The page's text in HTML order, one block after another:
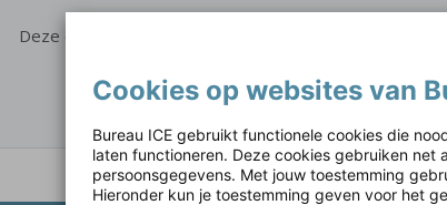
Deze externe content is geblokkeerd omdat je geen
Cookie-
Cookies op websites van
Bureau ICE gebruikt functionele cookies die
laten functioneren. Deze cookies gebruiken net
persoonsgegevens. Met jouw toestemming
Hieronder kun je toestemming geven voor het